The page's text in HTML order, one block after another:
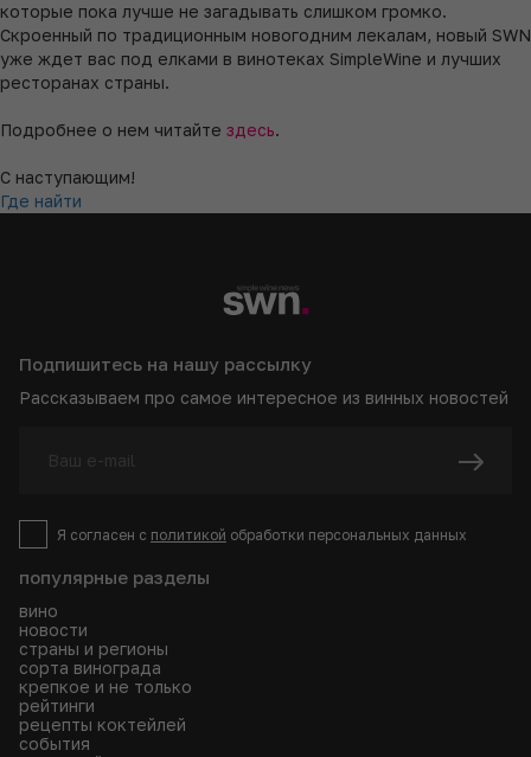
которые пока лучше не загадывать слишком громко.
Скроенный по традиционным новогодним лекалам, новый SWN
уже ждет вас под елками в винотеках SimpleWine и лучших
ресторанах страны.
Подробнее о нем читайте здесь.
С наступающим!
Где найти
популярные разделы
вино
новости
страны и регионы
сорта винограда
крепкое и не только
рейтинги
рецепты коктейлей
события
Подпишитесь на нашу рассылку
Рассказываем про самое интересное из винных новостей
Я согласен с политикой обработки персональных данных